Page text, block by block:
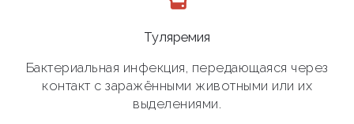
Туляремия
Бактериальная инфекция, передающаяся через
контакт с заражёнными животными или их
выделениями.